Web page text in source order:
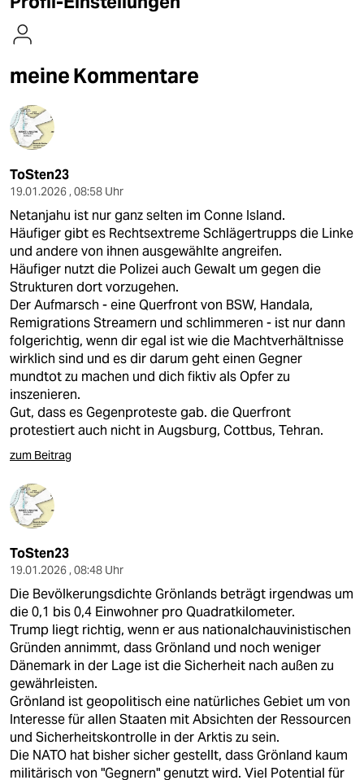
nord
wahrheit
verlag
verlag
veranstaltungen
shop
fragen & hilfe
unterstützen
abo
genossenschaft
epaper login
meine Kommentare
ToSten23
19.01.2026 , 08:58 Uhr
Netanjahu ist nur ganz selten im Conne Island.
Häufiger gibt es Rechtsextreme Schlägertrupps die Linke
und andere von ihnen ausgewählte angreifen.
Häufiger nutzt die Polizei auch Gewalt um gegen die
Strukturen dort vorzugehen.
Der Aufmarsch - eine Querfront von BSW, Handala,
Remigrations Streamern und schlimmeren - ist nur dann
folgerichtig, wenn dir egal ist wie die Machtverhältnisse
wirklich sind und es dir darum geht einen Gegner
mundtot zu machen und dich fiktiv als Opfer zu
inszenieren.
Gut, dass es Gegenproteste gab. die Querfront
protestiert auch nicht in Augsburg, Cottbus, Tehran.
zum Beitrag
ToSten23
19.01.2026 , 08:48 Uhr
Die Bevölkerungsdichte Grönlands beträgt irgendwas um
die 0,1 bis 0,4 Einwohner pro Quadratkilometer.
Trump liegt richtig, wenn er aus nationalchauvinistischen
Gründen annimmt, dass Grönland und noch weniger
Dänemark in der Lage ist die Sicherheit nach außen zu
gewährleisten.
Grönland ist geopolitisch eine natürliches Gebiet um von
Interesse für allen Staaten mit Absichten der Ressourcen
und Sicherheitskontrolle in der Arktis zu sein.
Die NATO hat bisher sicher gestellt, dass Grönland kaum
militärisch von "Gegnern" genutzt wird. Viel Potential für